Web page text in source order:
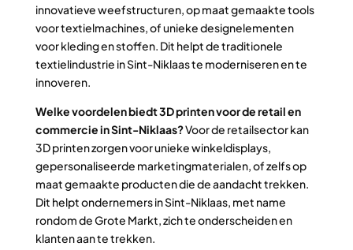
innovatieve weefstructuren, op maat gemaakte tools
voor textielmachines, of unieke designelementen
voor kleding en stoffen. Dit helpt de traditionele
textielindustrie in Sint-Niklaas te moderniseren en te
innoveren.
Welke voordelen biedt 3D printen voor de retail en
commercie in Sint-Niklaas?Voor de retailsector kan
3D printen zorgen voor unieke winkeldisplays,
gepersonaliseerde marketingmaterialen, of zelfs op
maat gemaakte producten die de aandacht trekken.
Dit helpt ondernemers in Sint-Niklaas, met name
rondom de Grote Markt, zich te onderscheiden en
klanten aan te trekken.